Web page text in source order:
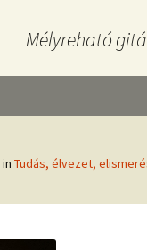
Mélyreható
in Tudás, élvezet,